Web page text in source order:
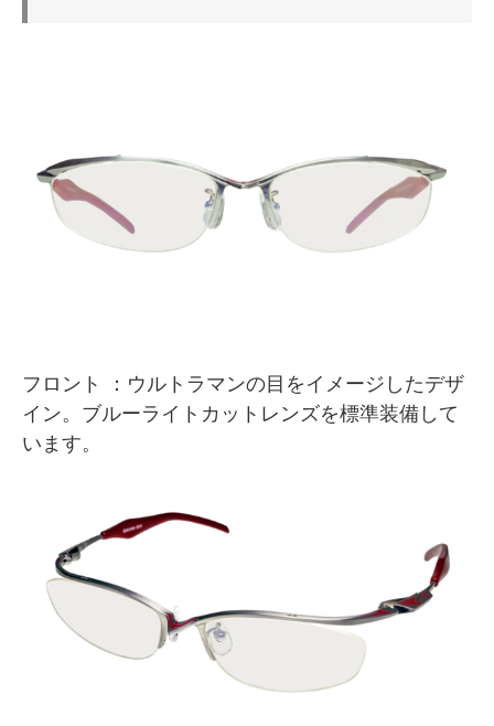
フロント ：ウルトラマンの目をイメージしたデザ
イン。ブルーライトカットレンズを標準装備して
います。